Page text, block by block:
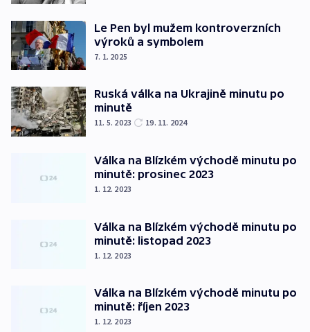
Le Pen byl mužem kontroverzních
výroků a symbolem
7. 1. 2025
Ruská válka na Ukrajině minutu po
minutě
11. 5. 2023 19. 11. 2024
Válka na Blízkém východě minutu po
minutě: prosinec 2023
1. 12. 2023
Válka na Blízkém východě minutu po
minutě: listopad 2023
1. 12. 2023
Válka na Blízkém východě minutu po
minutě: říjen 2023
1. 12. 2023